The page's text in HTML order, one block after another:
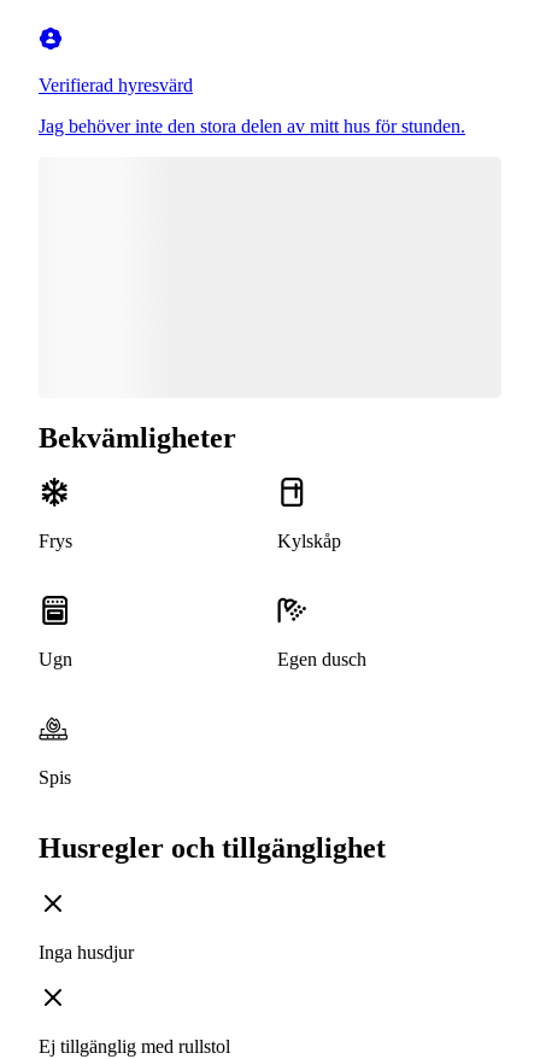
Verifierad hyresvärd
Jag behöver inte den stora delen av mitt hus för stunden.
Bekvämligheter
Frys Kylskåp
Ugn Egen dusch
Spis
Husregler och tillgänglighet
Inga husdjur
Ej tillgänglig med rullstol